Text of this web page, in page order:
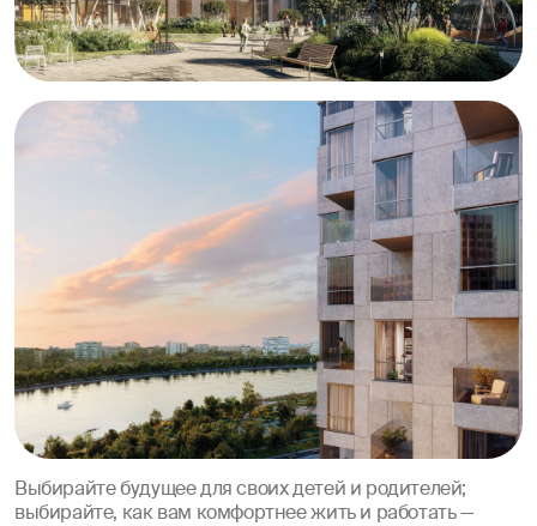
Выбирайте будущее для своих детей и родителей;
выбирайте, как вам комфортнее жить и работать —